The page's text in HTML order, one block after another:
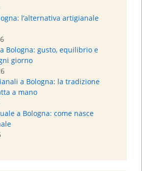
l’alternativa artigianale
Bologna: gusto, equilibrio e
giorno
a Bologna: la tradizione
a mano
a Bologna: come nasce